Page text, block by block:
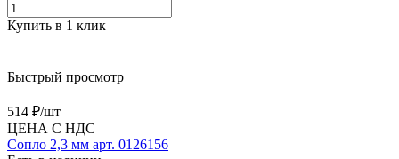
Купить в 1 клик
Быстрый просмотр
514 ₽/шт
ЦЕНА С НДС
Сопло 2,3 мм арт. 0126156